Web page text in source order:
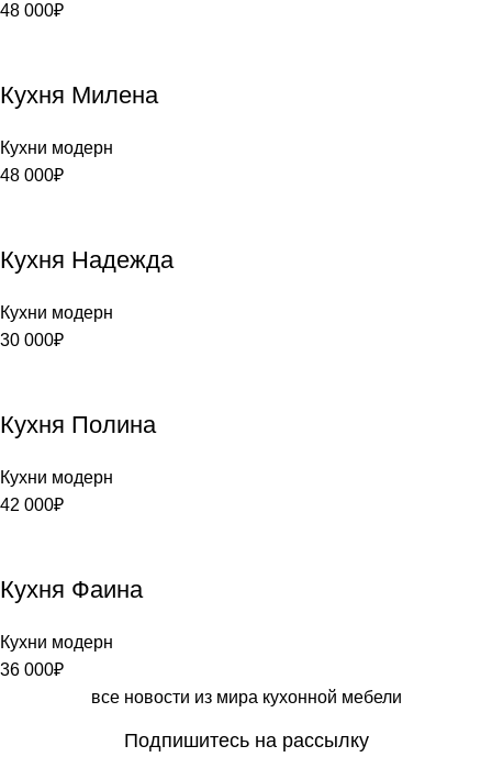
48 000₽
Кухня Милена
Кухни модерн
48 000₽
Кухня Надежда
Кухни модерн
30 000₽
Кухня Полина
Кухни модерн
42 000₽
Кухня Фаина
Кухни модерн
36 000₽
все новости из мира кухонной мебели
Подпишитесь на рассылку